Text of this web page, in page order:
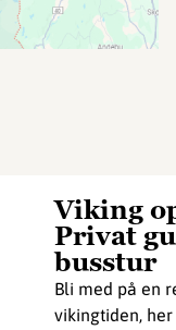
Viking
Privat
busstur
Bli med på en
vikingtiden,